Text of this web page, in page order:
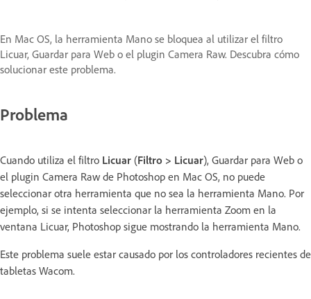
En Mac OS, la herramienta Mano se bloquea al utilizar el filtro
Licuar, Guardar para Web o el plugin Camera Raw. Descubra cómo
solucionar este problema.
Problema
Cuando utiliza el filtro Licuar (Filtro > Licuar), Guardar para Web o
el plugin Camera Raw de Photoshop en Mac OS, no puede
seleccionar otra herramienta que no sea la herramienta Mano. Por
ejemplo, si se intenta seleccionar la herramienta Zoom en la
ventana Licuar, Photoshop sigue mostrando la herramienta Mano.
Este problema suele estar causado por los controladores recientes de
tabletas Wacom.